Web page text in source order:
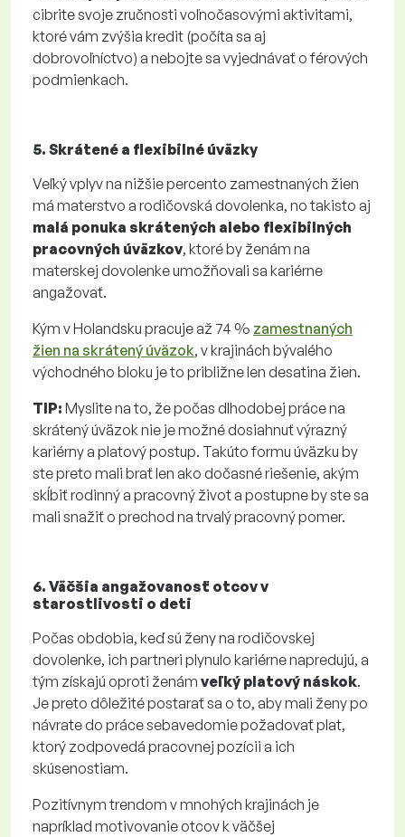
cibrite svoje zručnosti voľnočasovými aktivitami,
ktoré vám zvýšia kredit (počíta sa aj
dobrovoľníctvo) a nebojte sa vyjednávať o férových
podmienkach.
5. Skrátené a flexibilné úväzky
Veľký vplyv na nižšie percento zamestnaných žien
má materstvo a rodičovská dovolenka, no takisto aj
malá ponuka skrátených alebo flexibilných
pracovných úväzkov, ktoré by ženám na
materskej dovolenke umožňovali sa kariérne
angažovať.
Kým v Holandsku pracuje až 74 % zamestnaných
žien na skrátený úväzok, v krajinách bývalého
východného bloku je to približne len desatina žien.
TIP: Myslite na to, že počas dlhodobej práce na
skrátený úväzok nie je možné dosiahnuť výrazný
kariérny a platový postup. Takúto formu úväzku by
ste preto mali brať len ako dočasné riešenie, akým
skĺbiť rodinný a pracovný život a postupne by ste sa
mali snažiť o prechod na trvalý pracovný pomer.
6. Väčšia angažovanosť otcov v
starostlivosti o deti
Počas obdobia, keď sú ženy na rodičovskej
dovolenke, ich partneri plynulo kariérne napredujú, a
tým získajú oproti ženám veľký platový náskok.
Je preto dôležité postarať sa o to, aby mali ženy po
návrate do práce sebavedomie požadovať plat,
ktorý zodpovedá pracovnej pozícii a ich
skúsenostiam.
Pozitívnym trendom v mnohých krajinách je
napríklad motivovanie otcov k väčšej